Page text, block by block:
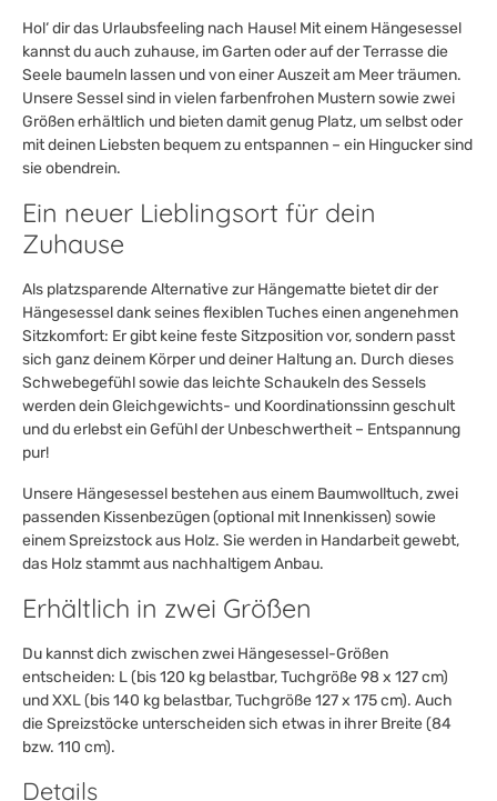
Hol‘ dir das Urlaubsfeeling nach Hause! Mit einem Hängesessel
kannst du auch zuhause, im Garten oder auf der Terrasse die
Seele baumeln lassen und von einer Auszeit am Meer träumen.
Unsere Sessel sind in vielen farbenfrohen Mustern sowie zwei
Größen erhältlich und bieten damit genug Platz, um selbst oder
mit deinen Liebsten bequem zu entspannen – ein Hingucker sind
sie obendrein.
Ein neuer Lieblingsort für dein
Zuhause
Als platzsparende Alternative zur Hängematte bietet dir der
Hängesessel dank seines flexiblen Tuches einen angenehmen
Sitzkomfort: Er gibt keine feste Sitzposition vor, sondern passt
sich ganz deinem Körper und deiner Haltung an. Durch dieses
Schwebegefühl sowie das leichte Schaukeln des Sessels
werden dein Gleichgewichts- und Koordinationssinn geschult
und du erlebst ein Gefühl der Unbeschwertheit – Entspannung
pur!
Unsere Hängesessel bestehen aus einem Baumwolltuch, zwei
passenden Kissenbezügen (optional mit Innenkissen) sowie
einem Spreizstock aus Holz. Sie werden in Handarbeit gewebt,
das Holz stammt aus nachhaltigem Anbau.
Erhältlich in zwei Größen
Du kannst dich zwischen zwei Hängesessel-Größen
entscheiden: L (bis 120 kg belastbar, Tuchgröße 98 x 127 cm)
und XXL (bis 140 kg belastbar, Tuchgröße 127 x 175 cm). Auch
die Spreizstöcke unterscheiden sich etwas in ihrer Breite (84
bzw. 110 cm).
Details